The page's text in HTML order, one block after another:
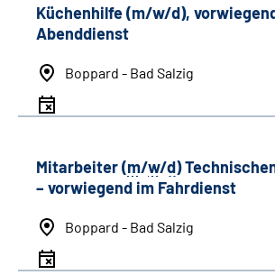
Küchenhilfe (m/w/d),
Abenddienst
Boppard - Bad Salzig
Mitarbeiter (m/w/d)
– vorwiegend im Fahrdienst
Boppard - Bad Salzig